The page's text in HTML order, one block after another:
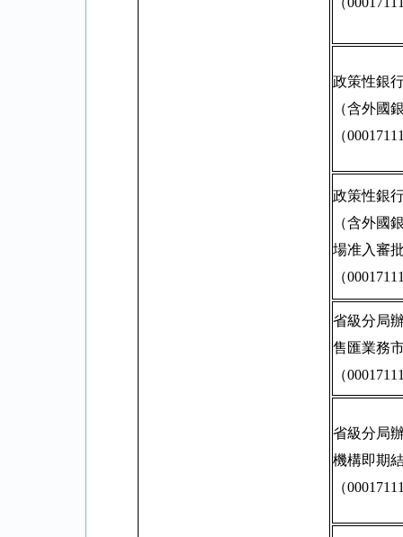
政策性銀
（含外國
（
政策性銀
（含外國
場准入審
（
省級分局
售匯業務
（
省級分局
機構即期
（